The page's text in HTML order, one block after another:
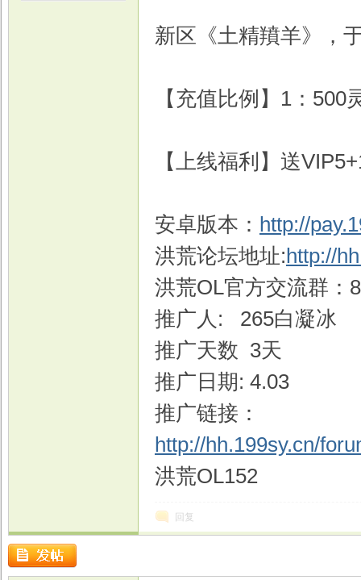
新区《土精羵羊》，
【充值比例】1：500
【上线福利】送
安卓版本： http://
洪荒论坛地址:http://
洪荒OL官方交流群：
推广人: 265白凝冰
推广天数 3天
推广日期: 4.03
推广链接：
http://hh.199sy.cn/
洪荒OL152
回复